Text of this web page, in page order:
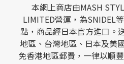
本網上商店由MASH
LIMITED營運，為SNIDEL
點，商品經日本官方進口。
地區、台灣地區、日本及美
免香港地區郵費，一律以順